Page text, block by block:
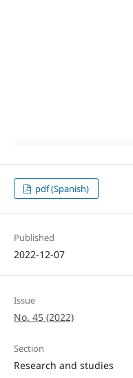
pdf (Spanish)
Published
2022-12-07
Issue
No. 45 (2022)
Section
Research and studies